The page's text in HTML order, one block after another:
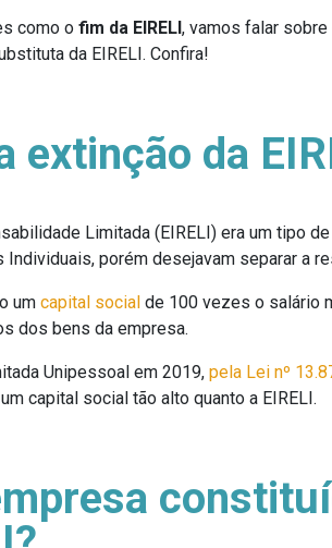
como o fim da EIRELI, vamos falar
da EIRELI. Confira!
extinção da
Limitada (EIRELI) era um tipo
porém desejavam separar a
um capital social de 100 vezes o salário
dos bens da empresa.
Unipessoal em 2019, pela Lei nº
capital social tão alto quanto a EIRELI.